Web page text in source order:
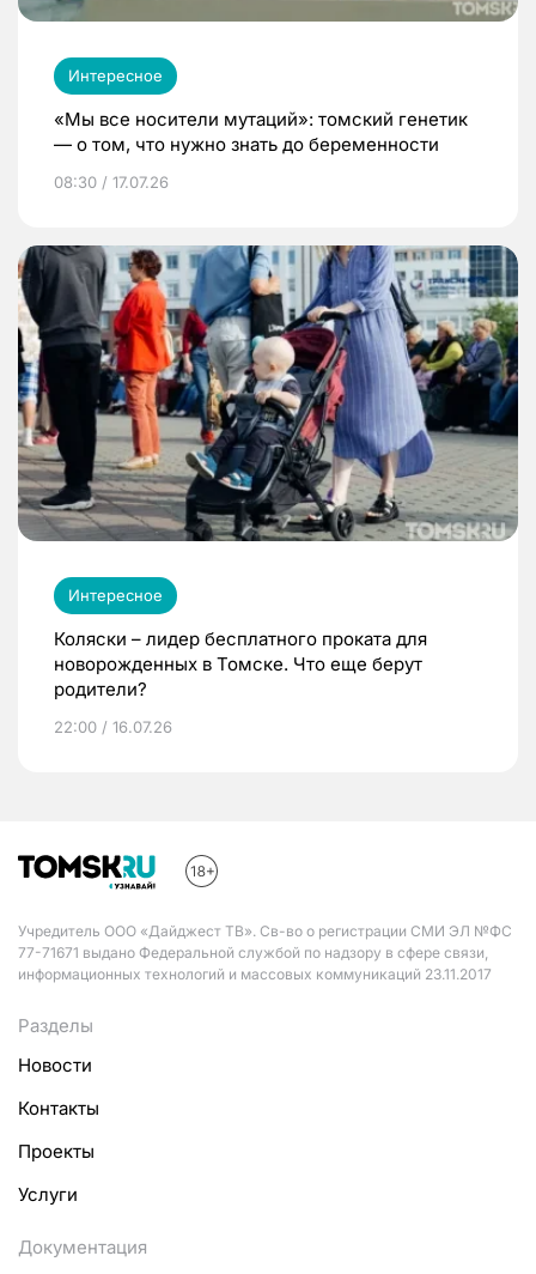
Интересное
«Мы все носители мутаций»: томский генетик
— о том, что нужно знать до беременности
08:30 / 17.07.26
Интересное
Коляски – лидер бесплатного проката для
новорожденных в Томске. Что еще берут
родители?
22:00 / 16.07.26
Учредитель ООО «Дайджест ТВ». Св-во о регистрации СМИ ЭЛ №ФС
77-71671 выдано Федеральной службой по надзору в сфере связи,
информационных технологий и массовых коммуникаций 23.11.2017
Разделы
Новости
Контакты
Проекты
Услуги
Документация